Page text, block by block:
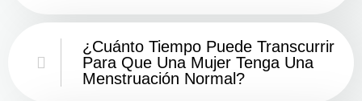
¿Cuánto Tiempo Puede Transcurrir
Para Que Una Mujer Tenga Una
Menstruación Normal?